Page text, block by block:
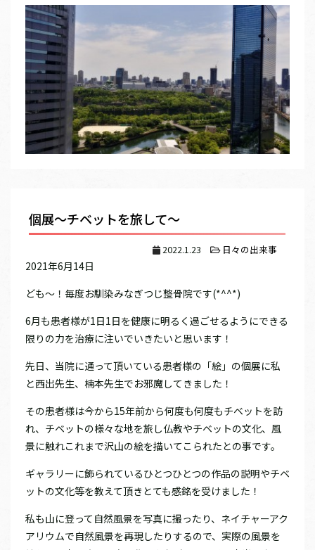
個展～チベットを旅して～
2022.1.23 日々の出来事
2021年6月14日
ども～！毎度お馴染みなぎつじ整骨院です(*^^*)
6月も患者様が1日1日を健康に明るく過ごせるようにできる
限りの力を治療に注いでいきたいと思います！
先日、当院に通って頂いている患者様の「絵」の個展に私
と西出先生、楠本先生でお邪魔してきました！
その患者様は今から15年前から何度も何度もチベットを訪
れ、チベットの様々な地を旅し仏教やチベットの文化、風
景に触れこれまで沢山の絵を描いてこられたとの事です。
ギャラリーに飾られているひとつひとつの作品の説明やチベ
ットの文化等を教えて頂きとても感銘を受けました！
私も山に登って自然風景を写真に撮ったり、ネイチャーアク
アリウムで自然風景を再現したりするので、実際の風景を